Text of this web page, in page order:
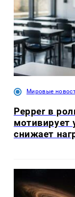
Мировые
Pepper в
мотивирует
снижает